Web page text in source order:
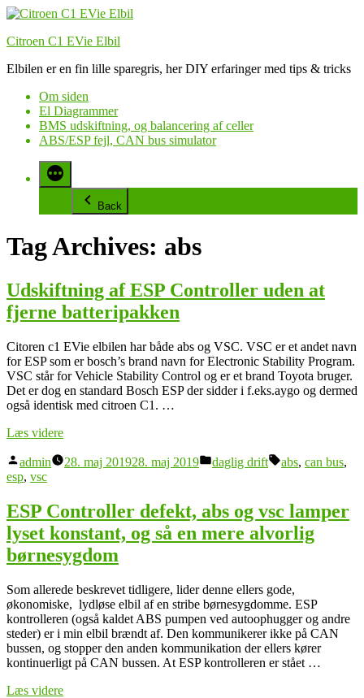
Videre
indhold
Citroen C1 EVie Elbil
Elbilen er en fin lille sparegris, her DIY erfaringer med tips & tricks
Om siden
El Diagrammer
BMS udskiftning, og balancering af celler
ABS/ESP fejl, CAN bus simulator
Back
Tag Archives: abs
Udskiftning af ESP Controller uden at
fjerne batteripakken
Citoren c1 EVie elbilen har både abs og VSC. VSC er et andet navn
for ESP som er bosch’s brand navn for Electronic Stability Program.
VSC står for Vehicle Stability Control og er et brand Toyota bruger.
Det er dog en standard Bosch ESP der sidder i f.eks.aygo og dermed
også identisk med citroen C1. …
Læs videre“Udskiftning
ESP
fjerne
batteripakken”
Posted
by
admin 28. maj 201928. maj 2019
Posted
daglig drift Tags:
abs, can bus,
esp, vsc
ESP Controller defekt, abs og vsc lamper
lyset konstant, og så en mere alvorlig
børnesygdom
Som allerede beskrevet tidligere, lider denne ellers gode,
økonomiske, lydløse elbil af en stribe børnesygdomme. ESP
kontrolleren (også kaldet ABS pumpen ved autoophugger og andre
steder) er i min elbil brændt af. Den kommunikerer ikke på CAN
bussen, og stopper den anden kommunikation der ellers kører
kontinuerligt på CAN bussen. At ESP kontrolleren er stået …
Læs videre“ESP